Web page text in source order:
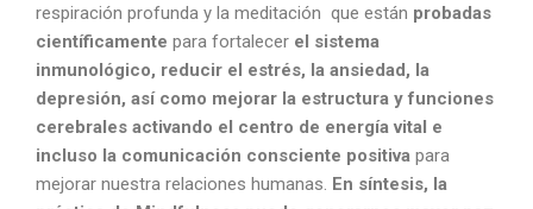
respiración profunda y la meditación que están probadas
científicamente para fortalecer el sistema
inmunológico, reducir el estrés, la ansiedad, la
depresión, así como mejorar la estructura y funciones
cerebrales activando el centro de energía vital e
incluso la comunicación consciente positiva para
mejorar nuestra relaciones humanas. En síntesis, la